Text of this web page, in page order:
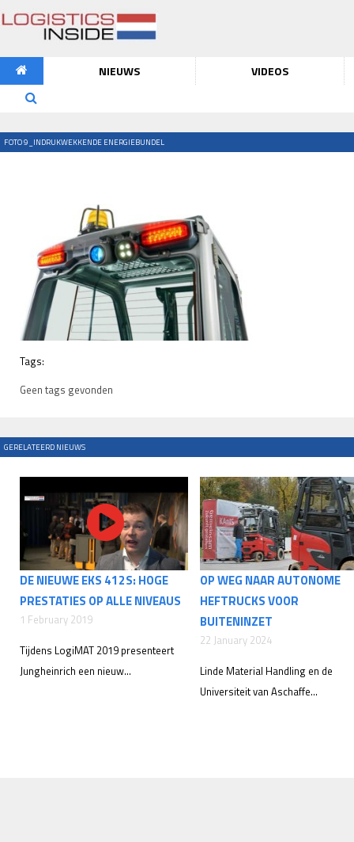
NIEUWS VIDEOS
FOTO 9_INDRUKWEKKENDE ENERGIEBUNDEL
Tags:
Geen tags gevonden
GERELATEERD NIEUWS
DE NIEUWE EKS 412S: HOGE
PRESTATIES OP ALLE NIVEAUS
1 February 2019
Tijdens LogiMAT 2019 presenteert
Jungheinrich een nieuw...
OP WEG NAAR AUTONOME
HEFTRUCKS VOOR
BUITENINZET
22 January 2024
Linde Material Handling en de
Universiteit van Aschaffe...